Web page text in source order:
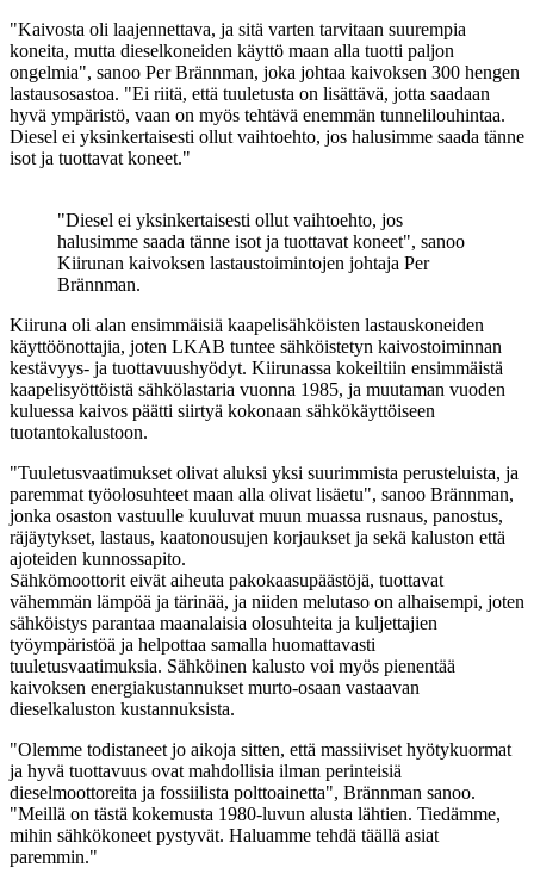
"Kaivosta oli laajennettava, ja sitä varten tarvitaan suurempia
koneita, mutta dieselkoneiden käyttö maan alla tuotti paljon
ongelmia", sanoo Per Brännman, joka johtaa kaivoksen 300 hengen
lastausosastoa. "Ei riitä, että tuuletusta on lisättävä, jotta saadaan
hyvä ympäristö, vaan on myös tehtävä enemmän tunnelilouhintaa.
Diesel ei yksinkertaisesti ollut vaihtoehto, jos halusimme saada tänne
isot ja tuottavat koneet."
"Diesel ei yksinkertaisesti ollut vaihtoehto, jos
halusimme saada tänne isot ja tuottavat koneet", sanoo
Kiirunan kaivoksen lastaustoimintojen johtaja Per
Brännman.
Kiiruna oli alan ensimmäisiä kaapelisähköisten lastauskoneiden
käyttöönottajia, joten LKAB tuntee sähköistetyn kaivostoiminnan
kestävyys- ja tuottavuushyödyt. Kiirunassa kokeiltiin ensimmäistä
kaapelisyöttöistä sähkölastaria vuonna 1985, ja muutaman vuoden
kuluessa kaivos päätti siirtyä kokonaan sähkökäyttöiseen
tuotantokalustoon.
"Tuuletusvaatimukset olivat aluksi yksi suurimmista perusteluista, ja
paremmat työolosuhteet maan alla olivat lisäetu", sanoo Brännman,
jonka osaston vastuulle kuuluvat muun muassa rusnaus, panostus,
räjäytykset, lastaus, kaatonousujen korjaukset ja sekä kaluston että
ajoteiden kunnossapito.
Sähkömoottorit eivät aiheuta pakokaasupäästöjä, tuottavat
vähemmän lämpöä ja tärinää, ja niiden melutaso on alhaisempi, joten
sähköistys parantaa maanalaisia olosuhteita ja kuljettajien
työympäristöä ja helpottaa samalla huomattavasti
tuuletusvaatimuksia. Sähköinen kalusto voi myös pienentää
kaivoksen energiakustannukset murto-osaan vastaavan
dieselkaluston kustannuksista.
"Olemme todistaneet jo aikoja sitten, että massiiviset hyötykuormat
ja hyvä tuottavuus ovat mahdollisia ilman perinteisiä
dieselmoottoreita ja fossiilista polttoainetta", Brännman sanoo.
"Meillä on tästä kokemusta 1980-luvun alusta lähtien. Tiedämme,
mihin sähkökoneet pystyvät. Haluamme tehdä täällä asiat
paremmin."